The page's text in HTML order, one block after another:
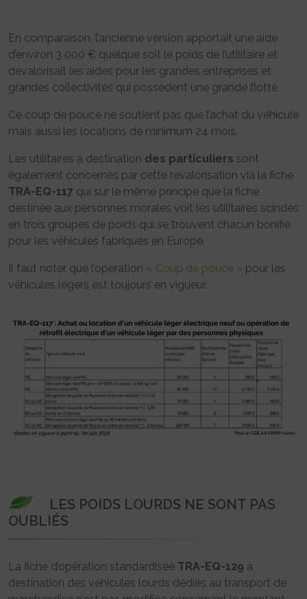
En comparaison, l’ancienne version apportait une aide
d’environ 3 000 € quelque soit le poids de l’utilitaire et
dévalorisait les aides pour les grandes entreprises et
grandes collectivités qui possèdent une grande flotte.
Ce coup de pouce ne soutient pas que l’achat du véhicule
mais aussi les locations de minimum 24 mois.
Les utilitaires à destination des particuliers sont
également concernés par cette revalorisation via la fiche
TRA-EQ-117 qui sur le même principe que la fiche
destinée aux personnes morales voit les utilitaires scindés
en trois groupes de poids qui se trouvent chacun bonifié
pour les véhicules fabriqués en Europe.
Il faut noter que l’opération « Coup de pouce » pour les
véhicules légers est toujours en vigueur.
LES POIDS LOURDS NE SONT PAS
OUBLIÉS
La fiche d’opération standardisée TRA-EQ-129 à
destination des véhicules lourds dédiés au transport de